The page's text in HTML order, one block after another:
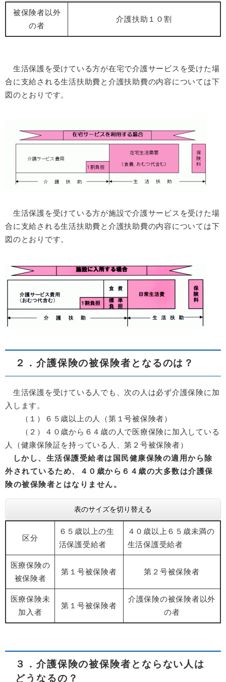
被保険者以外
の者
介護扶助１０割
生活保護を受けている方が在宅で介護サービスを受けた場
合に支給される生活扶助費と介護扶助費の内容については下
図のとおりです。
生活保護を受けている方が施設で介護サービスを受けた場
合に支給される生活扶助費と介護扶助費の内容については下
図のとおりです。
２．介護保険の被保険者となるのは？
生活保護を受けている人でも、次の人は必ず介護保険に加
入します。
（１）６５歳以上の人（第１号被保険者）
（２）４０歳から６４歳の人で医療保険に加入している
人（健康保険証を持っている人、第２号被保険者）
しかし、生活保護受給者は国民健康保険の適用から除
外されているため、
４０歳から６４歳の大多数は介護保
険の被保険者とはなりません。
表のサイズを切り替える
区分
６５歳以上の生
活保護受給者
４０歳以上６５歳未満の
生活保護受給者
医療保険の
被保険者
第１号被保険者 第２号被保険者
医療保険未
加入者
第１号被保険者
介護保険の被保険者以外
の者
３．介護保険の被保険者とならない人は
どうなるの？